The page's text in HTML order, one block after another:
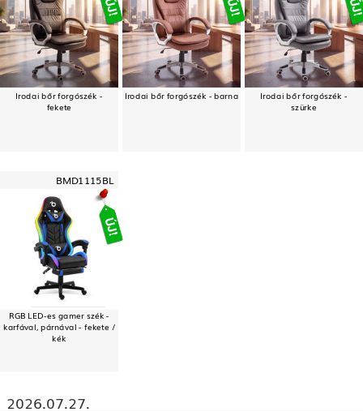
Irodai bőr forgószék -
fekete
Irodai bőr forgószék - barna Irodai bőr forgószék -
szürke
BMD1115BL
RGB LED-es gamer szék -
karfával, párnával - fekete /
kék
2026.07.27.